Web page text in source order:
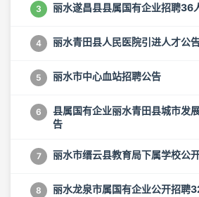
3 丽水遂昌县县属国有企业招聘36
4 丽水青田县人民医院引进人才公
5 丽水市中心血站招聘公告
6
县属国有企业丽水青田县城市发
告
7 丽水市缙云县教育局下属学校公
8 丽水龙泉市属国有企业公开招聘